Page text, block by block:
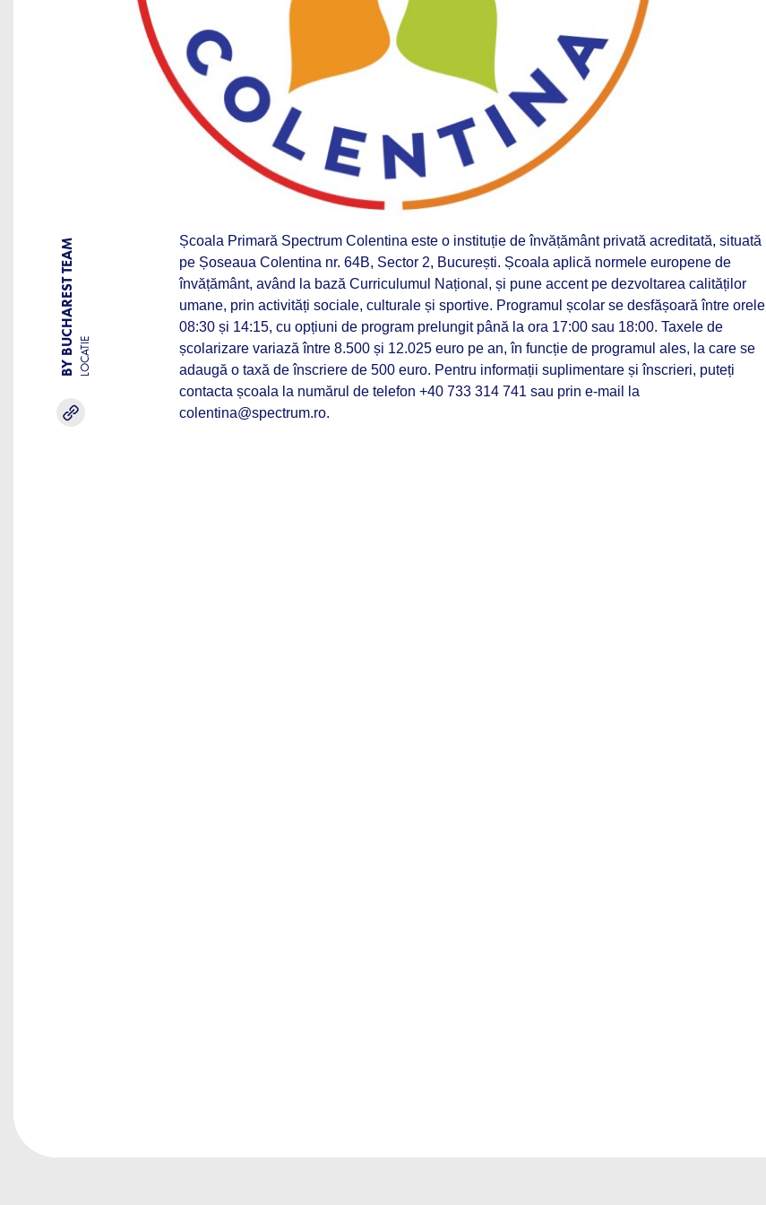
BY BUCHAREST TEAM LOCATIE
Școala Primară Spectrum Colentina este o instituție de învățământ privată acreditată, situată
pe Șoseaua Colentina nr. 64B, Sector 2, București. Școala aplică normele europene de
învățământ, având la bază Curriculumul Național, și pune accent pe dezvoltarea calităților
umane, prin activități sociale, culturale și sportive. Programul școlar se desfășoară între orele
08:30 și 14:15, cu opțiuni de program prelungit până la ora 17:00 sau 18:00. Taxele de
școlarizare variază între 8.500 și 12.025 euro pe an, în funcție de programul ales, la care se
adaugă o taxă de înscriere de 500 euro. Pentru informații suplimentare și înscrieri, puteți
contacta școala la numărul de telefon +40 733 314 741 sau prin e-mail la
colentina@spectrum.ro.